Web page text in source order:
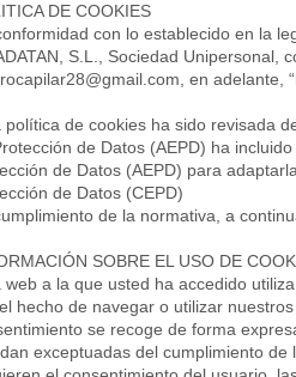
DE COOKIES
con lo establecido en la
S.L., Sociedad Unipersonal,
, en adelante,
política de cookies ha sido revisada
de Datos (AEPD) ha
de Datos (AEPD) para
de Datos (CEPD)
de la normativa, a
SOBRE EL USO DE
web a la que usted ha accedido
hecho de navegar o utilizar
se recoge de forma
exceptuadas del cumplimiento